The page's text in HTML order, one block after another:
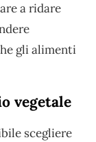
a ridare
gli alimenti
vegetale
scegliere